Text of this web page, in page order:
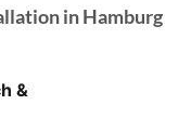
in Hamburg
&